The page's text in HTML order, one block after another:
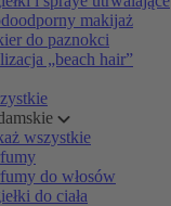
makijaż
do paznokci
„beach hair”
wszystkie
do włosów
do ciała